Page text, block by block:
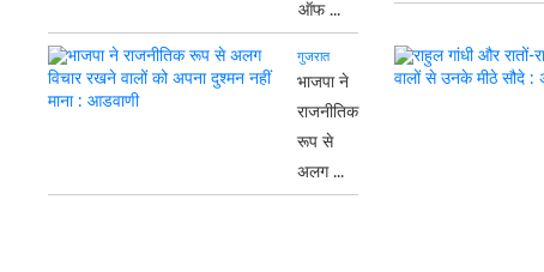
ऑफ ...
गुजरात
भाजपा ने
राजनीतिक
रूप से
अलग ...